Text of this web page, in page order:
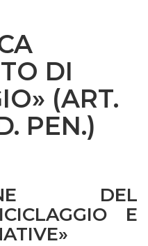
DI
(ART.
PEN.)
DEL
E